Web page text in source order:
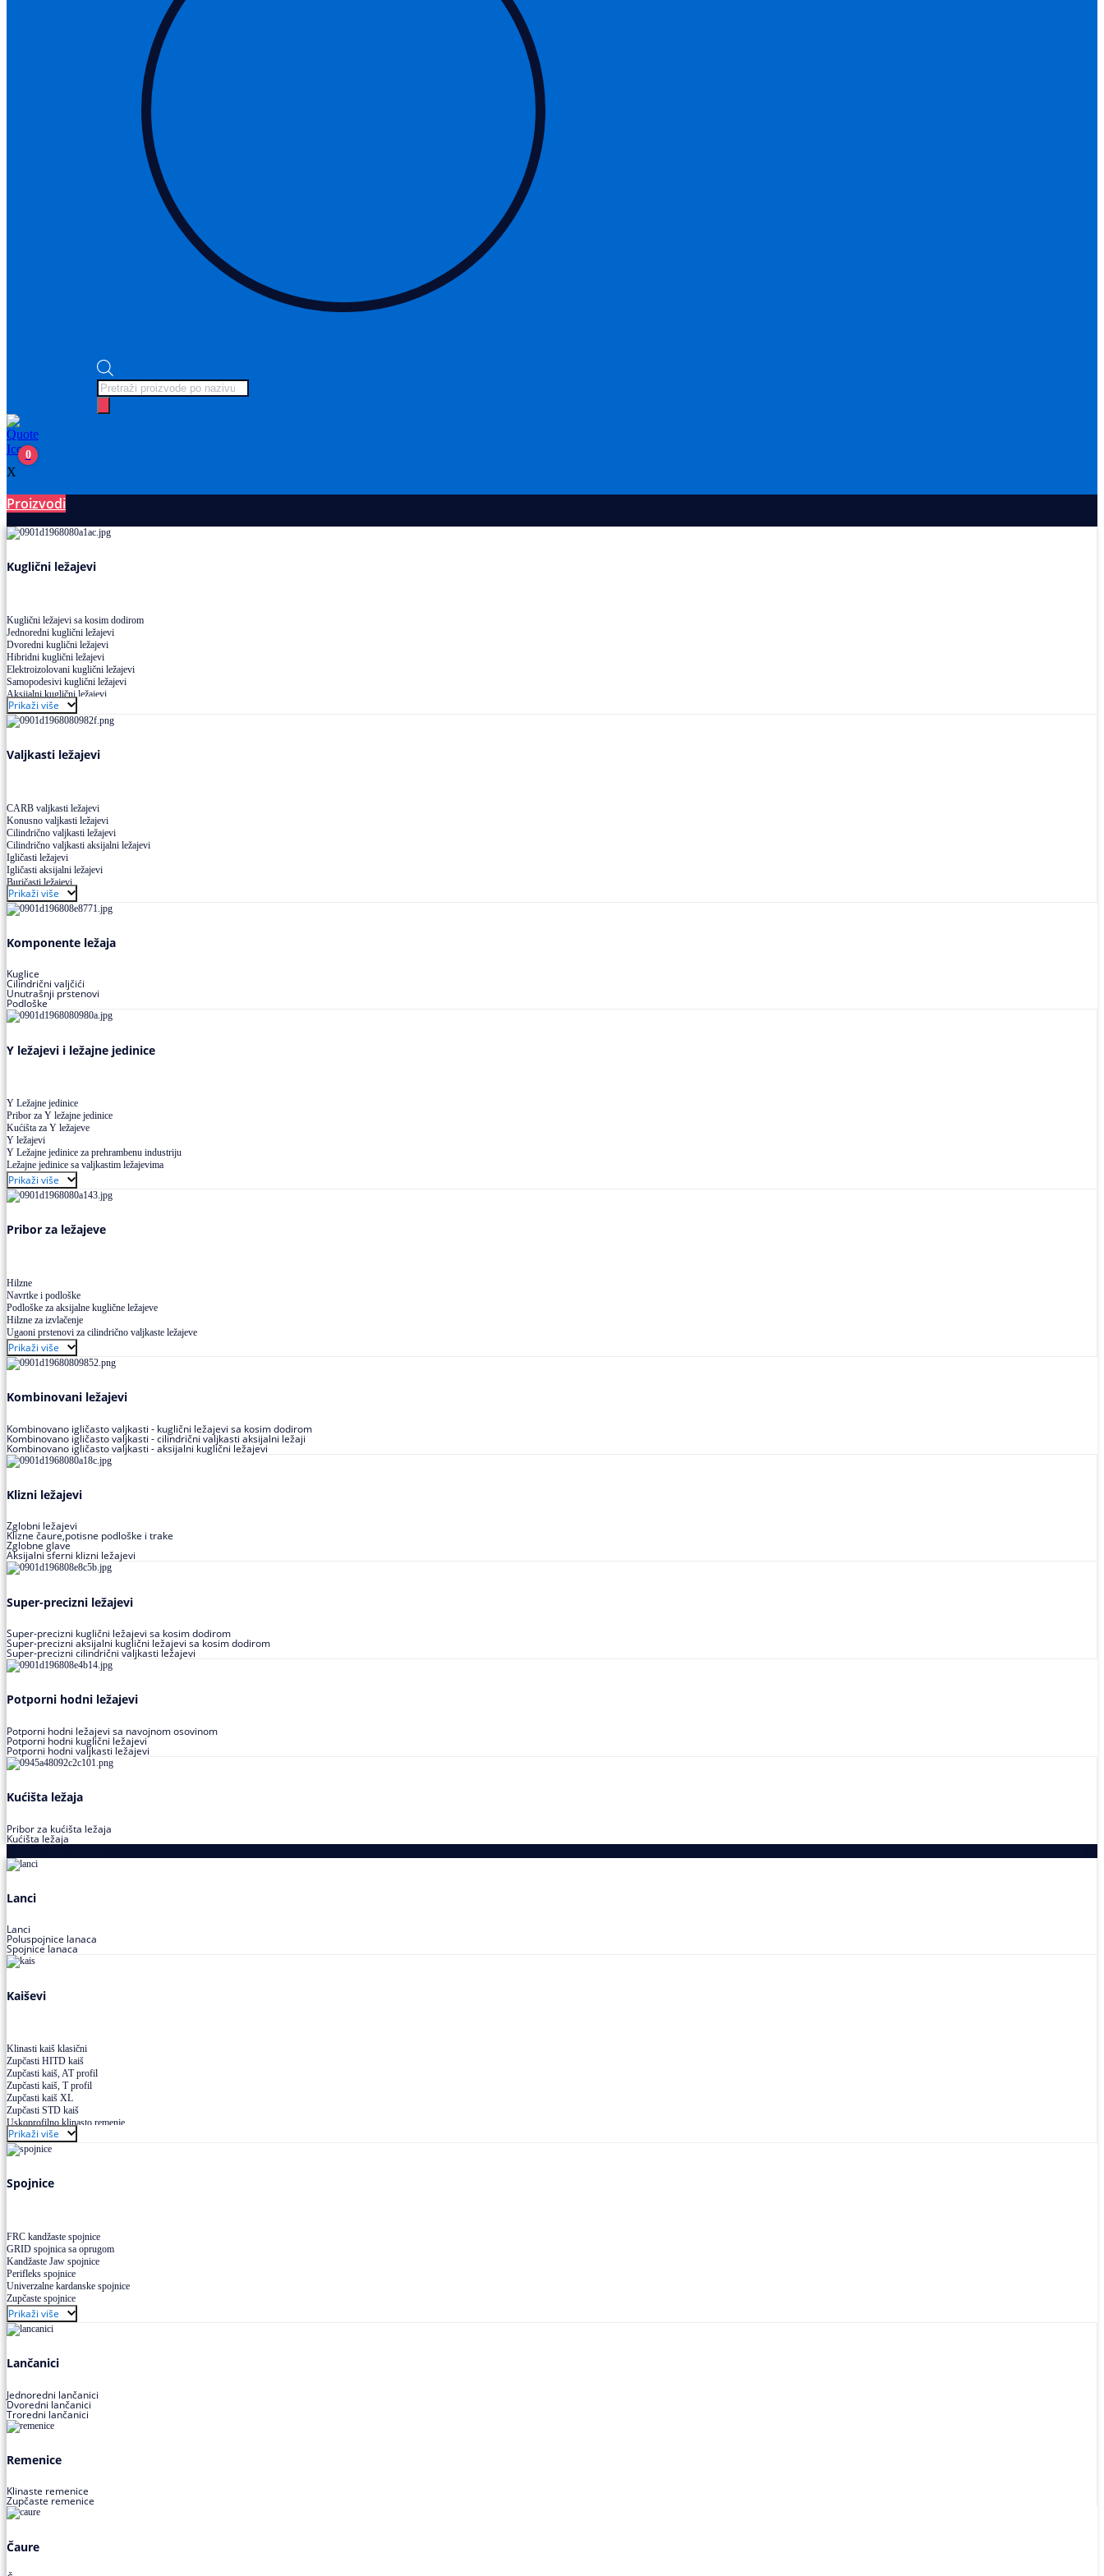
Products
search
0
X
Proizvodi
Kuglični ležajevi
Kuglični ležajevi sa kosim dodirom
Jednoredni kuglični ležajevi
Dvoredni kuglični ležajevi
Hibridni kuglični ležajevi
Elektroizolovani kuglični ležajevi
Samopodesivi kuglični ležajevi
Aksijalni kuglični ležajevi
Kuglični ležajevi od nerđajućeg čelika
Prikaži više
Valjkasti ležajevi
CARB valjkasti ležajevi
Konusno valjkasti ležajevi
Cilindrično valjkasti ležajevi
Cilindrično valjkasti aksijalni ležajevi
Igličasti ležajevi
Igličasti aksijalni ležajevi
Buričasti ležajevi
Buričasti zaptiveni ležajevi
Buričasti aksijalni ležajevi
Prikaži više
Komponente ležaja
Kuglice
Cilindrični valjčići
Unutrašnji prstenovi
Podloške
Y ležajevi i ležajne jedinice
Y Ležajne jedinice
Pribor za Y ležajne jedinice
Kućišta za Y ležajeve
Y ležajevi
Y Ležajne jedinice za prehrambenu industriju
Ležajne jedinice sa valjkastim ležajevima
Prikaži više
Pribor za ležajeve
Hilzne
Navrtke i podloške
Podloške za aksijalne kuglične ležajeve
Hilzne za izvlačenje
Ugaoni prstenovi za cilindrično valjkaste ležajeve
Prikaži više
Kombinovani ležajevi
Kombinovano igličasto valjkasti - kuglični ležajevi sa kosim dodirom
Kombinovano igličasto valjkasti - cilindrični valjkasti aksijalni ležaji
Kombinovano igličasto valjkasti - aksijalni kuglični ležajevi
Klizni ležajevi
Zglobni ležajevi
Klizne čaure,potisne podloške i trake
Zglobne glave
Aksijalni sferni klizni ležajevi
Super-precizni ležajevi
Super-precizni kuglični ležajevi sa kosim dodirom
Super-precizni aksijalni kuglični ležajevi sa kosim dodirom
Super-precizni cilindrični valjkasti ležajevi
Potporni hodni ležajevi
Potporni hodni ležajevi sa navojnom osovinom
Potporni hodni kuglični ležajevi
Potporni hodni valjkasti ležajevi
Kućišta ležaja
Pribor za kućišta ležaja
Kućišta ležaja
Lanci
Lanci
Poluspojnice lanaca
Spojnice lanaca
Kaiševi
Klinasti kaiš klasični
Zupčasti HITD kaiš
Zupčasti kaiš, AT profil
Zupčasti kaiš, T profil
Zupčasti kaiš XL
Zupčasti STD kaiš
Uskoprofilno klinasto remenje
Uskoprofilno klinasto remenje spojeno
Uskoprofilno klinasto remenje XP extra power
Višekanalno remenje PJ,PK
Prikaži više
Spojnice
FRC kandžaste spojnice
GRID spojnica sa oprugom
Kandžaste Jaw spojnice
Perifleks spojnice
Univerzalne kardanske spojnice
Zupčaste spojnice
Prikaži više
Lančanici
Jednoredni lančanici
Dvoredni lančanici
Troredni lančanici
Remenice
Klinaste remenice
Zupčaste remenice
Čaure